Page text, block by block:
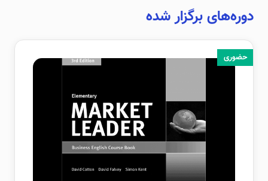
دوره‌های برگزار شده
حضوری